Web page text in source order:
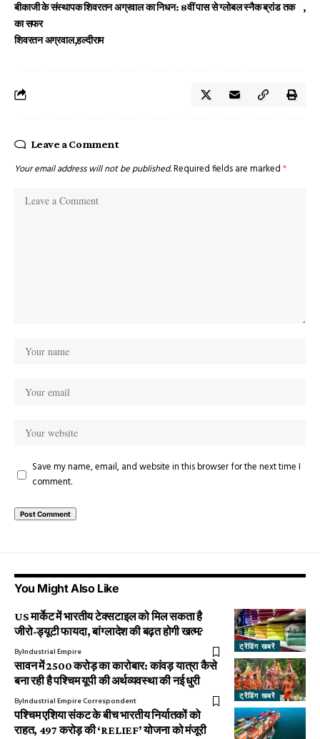
बीकाजी के संस्थापक शिवरतन अग्रवाल का निधन: 8वीं पास से ग्लोबल स्नैक ब्रांड तक
का सफर
शिवरतन अग्रवाल हल्दीराम
Leave a Comment
Your email address will not be published.Required fields are marked *
Save my name, email, and website in this browser for the next time I
comment.
You Might Also Like
ट्रेंडिंग खबरें
US मार्केट में भारतीय टेक्सटाइल को मिल सकता है
जीरो-ड्यूटी फायदा, बांग्लादेश की बढ़त होगी खत्म?
ByIndustrial Empire
ट्रेंडिंग खबरें
सावन में ₹2500 करोड़ का कारोबार: कांवड़ यात्रा कैसे
बना रही है पश्चिम यूपी की अर्थव्यवस्था की नई धुरी
ByIndustrial Empire Correspondent
पश्चिम एशिया संकट के बीच भारतीय निर्यातकों को
राहत, ₹497 करोड़ की ‘RELIEF’ योजना को मंजूरी